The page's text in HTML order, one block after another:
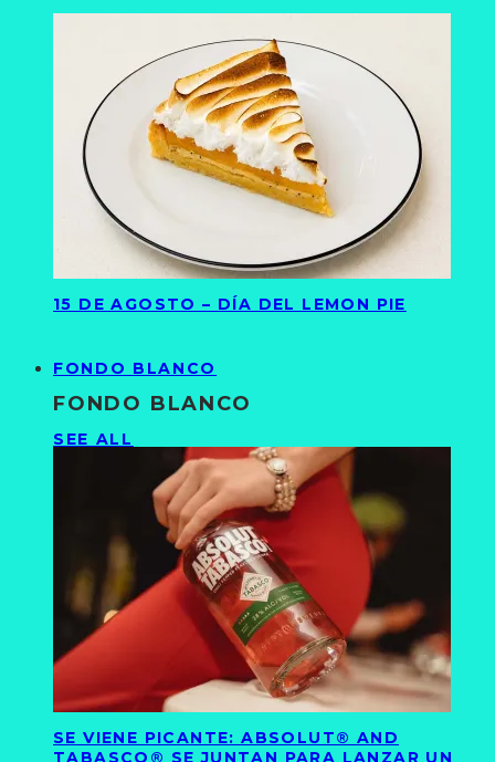
15 DE AGOSTO – DÍA DEL LEMON PIE
FONDO BLANCO
FONDO BLANCO
SEE ALL
SE VIENE PICANTE: ABSOLUT® AND
TABASCO® SE JUNTAN PARA LANZAR UN